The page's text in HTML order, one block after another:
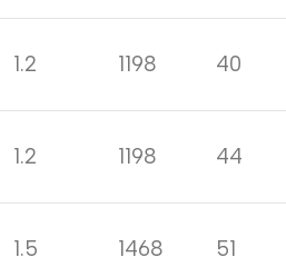
1.2 1198 40
1.2 1198 44
1.5 1468 51